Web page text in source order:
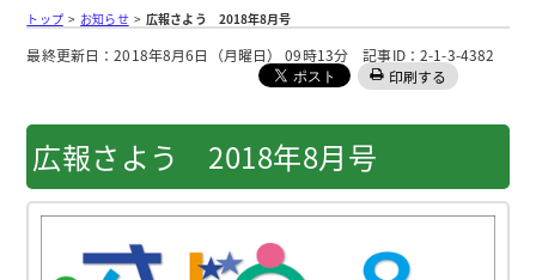
総合トップ
トップ> お知らせ>広報さよう 2018年8月号
最終更新日：2018年8月6日（月曜日） 09時13分 記事ID：2-1-3-4382
印刷する
広報さよう 2018年8月号